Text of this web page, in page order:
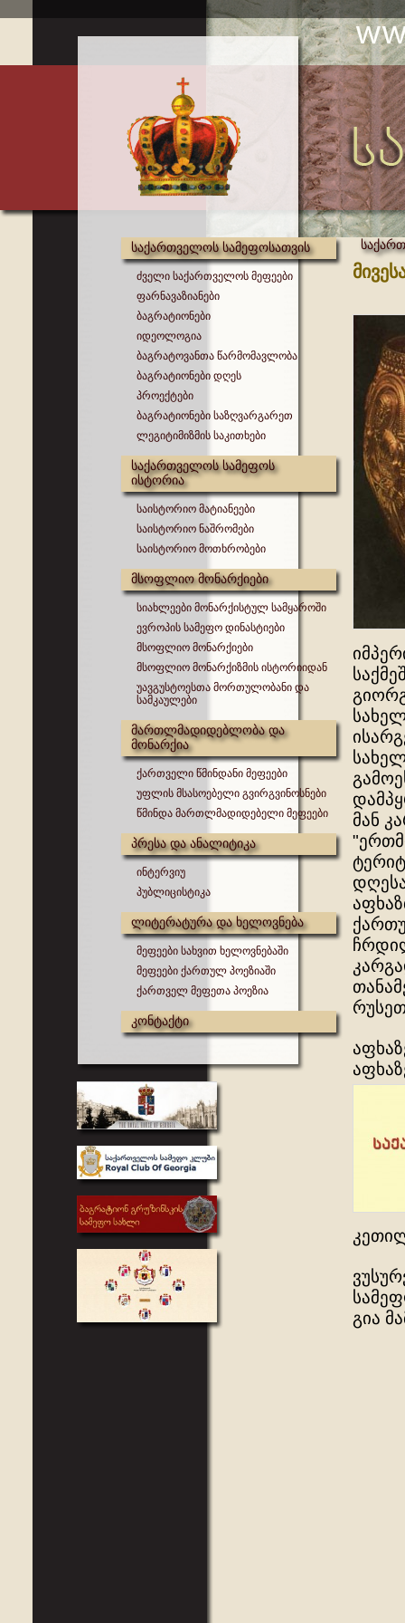
საქართველოს სამეფოსათვის
ძველი საქართველოს მეფეები
ფარნავაზიანები
ბაგრატიონები
იდეოლოგია
ბაგრატოვანთა წარმომავლობა
ბაგრატიონები დღეს
პროექტები
ბაგრატიონები საზღვარგარეთ
ლეგიტიმიზმის საკითხები
საქართველოს სამეფოს
ისტორია
საისტორიო მატიანეები
საისტორიო ნაშრომები
საისტორიო მოთხრობები
მსოფლიო მონარქიები
სიახლეები მონარქისტულ სამყაროში
ევროპის სამეფო დინასტიები
მსოფლიო მონარქიები
მსოფლიო მონარქიზმის ისტორიიდან
უავგუსტოესთა მორთულობანი და
სამკაულები
მართლმადიდებლობა და
მონარქია
ქართველი წმინდანი მეფეები
უფლის მსასოებელი გვირგვინოსნები
წმინდა მართლმადიდებელი მეფეები
პრესა და ანალიტიკა
ინტერვიუ
პუბლიცისტიკა
ლიტერატურა და ხელოვნება
მეფეები სახვით ხელოვნებაში
მეფეები ქართულ პოეზიაში
ქართველ მეფეთა პოეზია
კონტაქტი
მან
გია